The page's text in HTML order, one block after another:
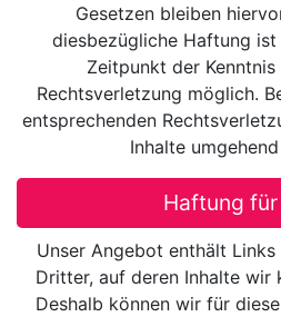
Gesetzen bleiben
diesbezügliche Haftung
Zeitpunkt der
Rechtsverletzung möglich.
entsprechenden
Inhalte
Haftung
Unser Angebot enthält
Dritter, auf deren Inhalte wir
Deshalb können wir für